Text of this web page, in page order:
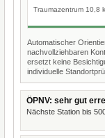
Traumazentrum 10,8
Automatischer
nachvollziehbaren
ersetzt keine
individuelle
ÖPNV: sehr gut
Nächste Station bis